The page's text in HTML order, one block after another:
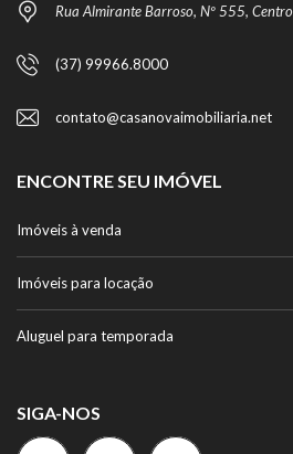
Rua Almirante Barroso, Nº 555,
(37) 99966.8000
contato@casanovaimobiliaria.net
ENCONTRE SEU IMÓVEL
Imóveis à venda
Imóveis para locação
Aluguel para temporada
SIGA-NOS